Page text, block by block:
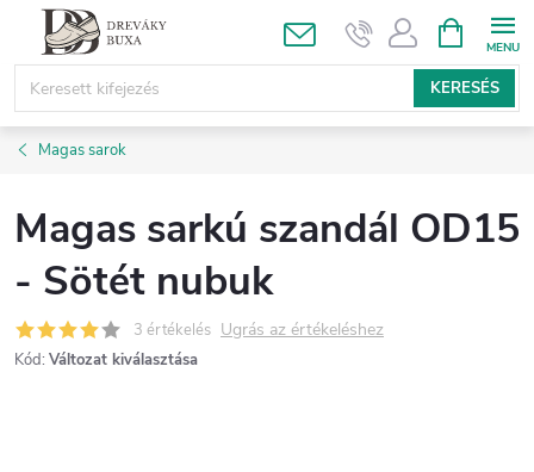
Ugrás
KERESÉS
KOSÁR
Magas sarok
Magas sarkú szandál OD15
- Sötét nubuk
3 értékelés Ugrás az értékeléshez
Kód: Változat kiválasztása